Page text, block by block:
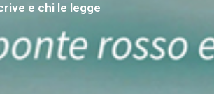
e chi le legge